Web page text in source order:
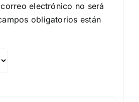
electrónico no será
obligatorios están